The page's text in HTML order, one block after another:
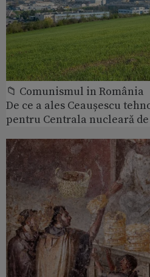
📁 Comunismul in România
De ce a ales Ceaușescu
pentru Centrala nucleară de